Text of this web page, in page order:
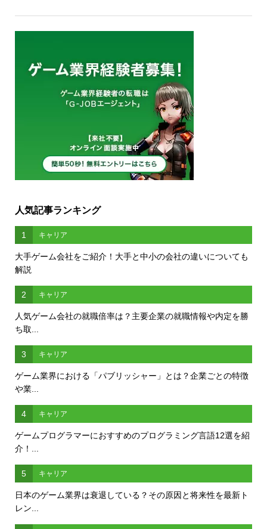
人気記事ランキング
1 キャリア
大手ゲーム会社をご紹介！大手と中小の会社の違いについても
解説
2 キャリア
人気ゲーム会社の就職倍率は？主要企業の就職情報や内定を勝
ち取...
3 キャリア
ゲーム業界における「パブリッシャー」とは？企業ごとの特徴
や業...
4 キャリア
ゲームプログラマーにおすすめのプログラミング言語12選を紹
介！...
5 キャリア
日本のゲーム業界は衰退している？その原因と将来性を最新ト
レン...